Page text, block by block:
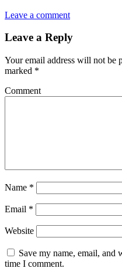
Leave a comment
Leave a Reply
Your email address will not be
marked *
Comment
Name *
Email *
Website
Save my name, email, and
time I comment.